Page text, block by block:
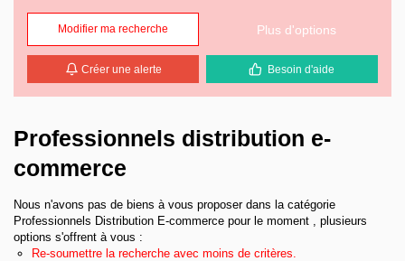
Locations
Estimation
Biens vendus
L'agence
Contact
Modifier ma recherche Plus d'options
Créer une alerte Besoin d'aide
Professionnels distribution e-
commerce
Nous n'avons pas de biens à vous proposer dans la catégorie
Professionnels Distribution E-commerce pour le moment , plusieurs
options s'offrent à vous :
Re-soumettre la recherche avec moins de critères.